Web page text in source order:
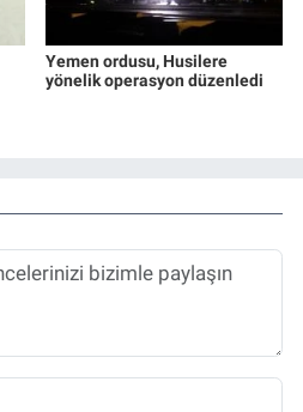
Yemen ordusu, Husilere
yönelik operasyon düzenledi